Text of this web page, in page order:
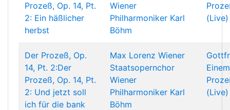
Prozeß, Op. 14, Pt.
2: Ein häßlicher
herbst
Wiener
Philharmoniker Karl
Böhm
(Live)
Der Prozeß, Op.
14, Pt. 2:Der
Prozeß, Op. 14, Pt.
2: Und jetzt soll
ich für die bank
Max Lorenz Wiener
Staatsopernchor
Wiener
Philharmoniker Karl
Böhm
(Live)